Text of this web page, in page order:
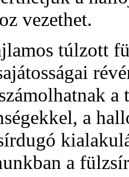
vezethet.
túlzott
a
a